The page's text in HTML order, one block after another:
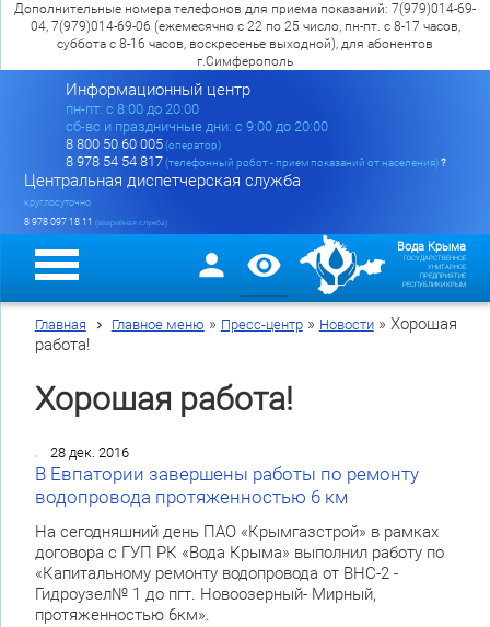
Дополнительные номера телефонов для приема показаний: 7(979)014-69-
04, 7(979)014-69-06 (ежемесячно с 22 по 25 число, пн-пт. с 8-17 часов,
суббота с 8-16 часов, воскресенье выходной), для абонентов
г.Симферополь
Информационный центр
пн-пт: c 8:00 до 20:00
сб-вс и праздничные дни: с 9:00 до 20:00
8 800 50 60 005(оператор)
8 978 54 54 817(телефонный робот - прием показаний от населения)?
Центральная диспетчерская служба
круглосуточно
8 978 097 18 11 (аварийная служба)
Вода Крыма
ГОСУДАРСТВЕННОЕ
УНИТАРНОЕ
ПРЕДПРИЯТИЕ
РЕСПУБЛИКИ КРЫМ
Главная Главное меню » Пресс-центр» Новости» Хорошая
работа!
Хорошая работа!
28 дек. 2016
В Евпатории завершены работы по ремонту
водопровода протяженностью 6 км
На сегодняшний день ПАО «Крымгазстрой» в рамках
договора с ГУП РК «Вода Крыма» выполнил работу по
«Капитальному ремонту водопровода от ВНС-2 -
Гидроузел№ 1 до пгт. Новоозерный- Мирный,
протяженностью 6км».